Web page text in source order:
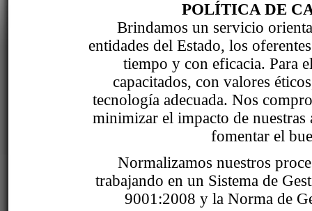
POLÍTICA DE
Brindamos un servicio
entidades del Estado, los
tiempo y con eficacia. Para
capacitados, con valores
tecnología adecuada. Nos
minimizar el impacto de
fomentar el
Normalizamos nuestros
trabajando en un Sistema de
9001:2008 y la Norma de